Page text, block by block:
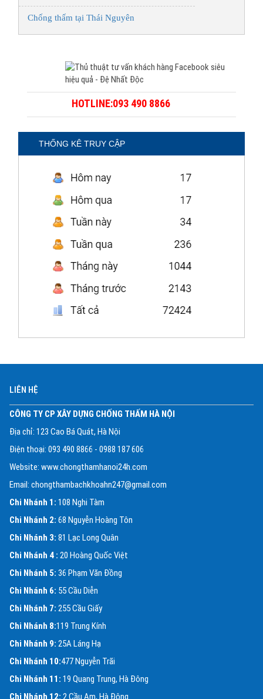
Chống thấm tại Thái Nguyên
HOTLINE:093 490 8866
THỐNG KÊ TRUY CẬP
LIÊN HỆ
CÔNG TY CP XÂY DỰNG CHỐNG THẤM HÀ NỘI
Địa chỉ: 123 Cao Bá Quát, Hà Nội
Điện thoại: 093 490 8866 - 0988 187 606
Website: www.chongthamhanoi24h.com
Email: chongthambachkhoahn247@gmail.com
Chi Nhánh 1: 108 Nghi Tàm
Chi Nhánh 2: 68 Nguyễn Hoàng Tôn
Chi Nhánh 3: 81 Lạc Long Quân
Chi Nhánh 4 : 20 Hoàng Quốc Việt
Chi Nhánh 5: 36 Phạm Văn Đồng
Chi Nhánh 6: 55 Cầu Diễn
Chi Nhánh 7: 255 Cầu Giấy
Chi Nhánh 8:119 Trung Kính
Chi Nhánh 9: 25A Láng Hạ
Chi Nhánh 10:477 Nguyễn Trãi
Chi Nhánh 11: 19 Quang Trung, Hà Đông